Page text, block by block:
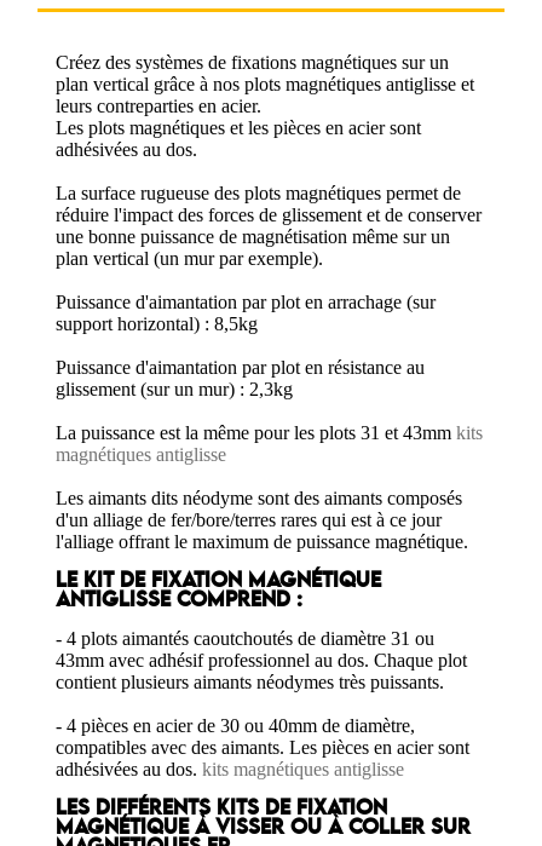
Créez des systèmes de fixations magnétiques sur un
plan vertical grâce à nos plots magnétiques antiglisse et
leurs contreparties en acier.
Les plots magnétiques et les pièces en acier sont
adhésivées au dos.
La surface rugueuse des plots magnétiques permet de
réduire l'impact des forces de glissement et de conserver
une bonne puissance de magnétisation même sur un
plan vertical (un mur par exemple).
Puissance d'aimantation par plot en arrachage (sur
support horizontal) : 8,5kg
Puissance d'aimantation par plot en résistance au
glissement (sur un mur) : 2,3kg
La puissance est la même pour les plots 31 et 43mmkits
magnétiques antiglisse
Les aimants dits néodyme sont des aimants composés
d'un alliage de fer/bore/terres rares qui est à ce jour
l'alliage offrant le maximum de puissance magnétique.
LE KIT DE FIXATION MAGNÉTIQUE
ANTIGLISSE COMPREND :
- 4 plots aimantés caoutchoutés de diamètre 31 ou
43mm avec adhésif professionnel au dos. Chaque plot
contient plusieurs aimants néodymes très puissants.
- 4 pièces en acier de 30 ou 40mm de diamètre,
compatibles avec des aimants. Les pièces en acier sont
adhésivées au dos.kits magnétiques antiglisse
LES DIFFÉRENTS KITS DE FIXATION
MAGNÉTIQUE À VISSER OU À COLLER SUR